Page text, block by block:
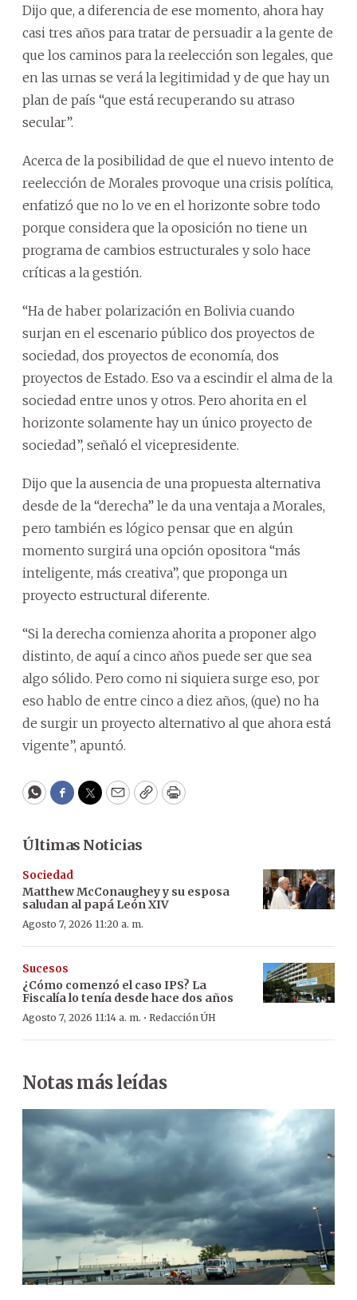
Dijo que, a diferencia de ese momento, ahora hay
casi tres años para tratar de persuadir a la gente de
que los caminos para la reelección son legales, que
en las urnas se verá la legitimidad y de que hay un
plan de país “que está recuperando su atraso
secular”.
Acerca de la posibilidad de que el nuevo intento de
reelección de Morales provoque una crisis política,
enfatizó que no lo ve en el horizonte sobre todo
porque considera que la oposición no tiene un
programa de cambios estructurales y solo hace
críticas a la gestión.
“Ha de haber polarización en Bolivia cuando
surjan en el escenario público dos proyectos de
sociedad, dos proyectos de economía, dos
proyectos de Estado. Eso va a escindir el alma de la
sociedad entre unos y otros. Pero ahorita en el
horizonte solamente hay un único proyecto de
sociedad”, señaló el vicepresidente.
Dijo que la ausencia de una propuesta alternativa
desde de la “derecha” le da una ventaja a Morales,
pero también es lógico pensar que en algún
momento surgirá una opción opositora “más
inteligente, más creativa”, que proponga un
proyecto estructural diferente.
“Si la derecha comienza ahorita a proponer algo
distinto, de aquí a cinco años puede ser que sea
algo sólido. Pero como ni siquiera surge eso, por
eso hablo de entre cinco a diez años, (que) no ha
de surgir un proyecto alternativo al que ahora está
vigente”, apuntó.
WhatsApp
Facebook
Twitter
EmailCopyPrint
Últimas Noticias
Sociedad
Matthew McConaughey y su esposa
saludan al papá León XIV
Agosto 7, 2026 11:20 a. m.
Sucesos
¿Cómo comenzó el caso IPS? La
Fiscalía lo tenía desde hace dos años
Agosto 7, 2026 11:14 a. m. · Redacción ÚH
Notas más leídas